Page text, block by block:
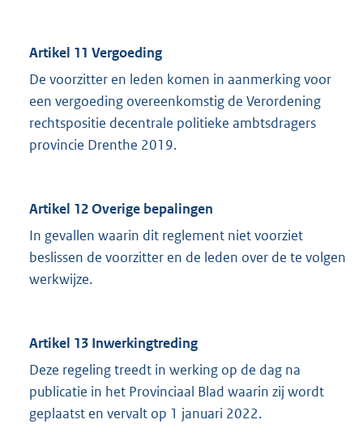
Artikel 11 Vergoeding
De voorzitter en leden komen in aanmerking voor
een vergoeding overeenkomstig de Verordening
rechtspositie decentrale politieke ambtsdragers
provincie Drenthe 2019.
Artikel 12 Overige bepalingen
In gevallen waarin dit reglement niet voorziet
beslissen de voorzitter en de leden over de te volgen
werkwijze.
Artikel 13 Inwerkingtreding
Deze regeling treedt in werking op de dag na
publicatie in het Provinciaal Blad waarin zij wordt
geplaatst en vervalt op 1 januari 2022.